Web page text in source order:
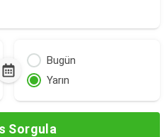
Bugün
Yarın
Sorgula